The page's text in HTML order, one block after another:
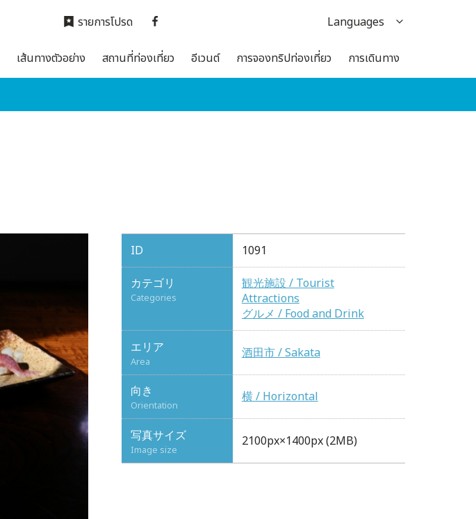
เส้นทางตัวอย่าง สถานที่ท่องเที่ยว อีเวนต์ การจองทริปท่องเที่ยว การเดินทาง
รายการโปรด
Languages
日本語
ID
1091
カテゴリ
Categories
観光施設 / Tourist
Attractions
グルメ / Food and Drink
エリア
Area
酒田市 / Sakata
向き
Orientation
横 / Horizontal
写真サイズ
Image size
2100px×1400px (2MB)